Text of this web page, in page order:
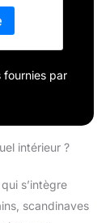
fournies par
intérieur ?
s’intègre
scandinaves